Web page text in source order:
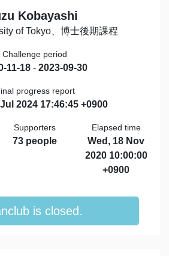
Kobayashi
of Tokyo、博士後期課程
Challenge period
11-18 - 2023-09-30
progress report
2024 17:46:45 +0900
Supporters
73 people
Elapsed time
Wed, 18 Nov
2020 10:00:00
+0900
is closed.